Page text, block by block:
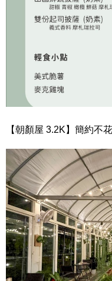
【朝顏屋 3.2K】簡約不